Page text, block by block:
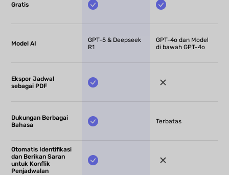
Gratis
Model AI
GPT-5 & Deepseek
R1
GPT-4o dan Model
di bawah GPT-4o
Ekspor Jadwal
sebagai PDF
Dukungan Berbagai
Bahasa
Terbatas
Otomatis Identifikasi
dan Berikan Saran
untuk Konflik
Penjadwalan